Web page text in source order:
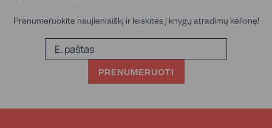
Prenumeruokite naujienlaiškį ir leiskitės į knygų atradimų kelionę!
PRENUMERUOTI